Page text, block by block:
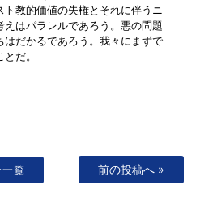
ト教的価値の失権とそれに伴うニ
はパラレルであろう。悪の問題
だかるであろう。我々にまずで
だ。
覧 前の投稿へ »